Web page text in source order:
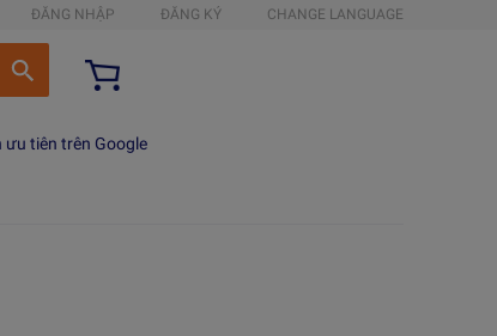
ĐĂNG NHẬP ĐĂNG KÝ CHANGE LANGUAGE
ưu tiên trên Google